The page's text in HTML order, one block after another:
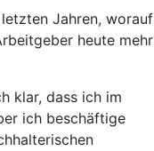
Jahren, worauf
heute mehr
klar, dass ich im
ich beschäftige